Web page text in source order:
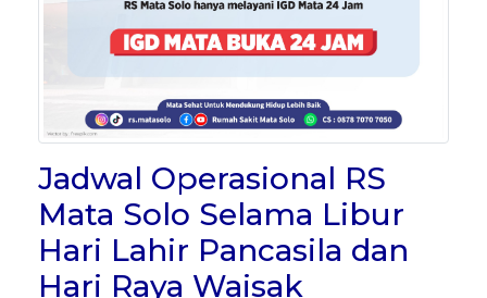
Jadwal Operasional RS
Mata Solo Selama Libur
Hari Lahir Pancasila dan
Hari Raya Waisak